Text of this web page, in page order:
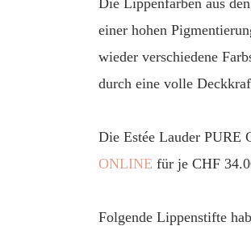
Die Lippenfarben aus
einer hohen
wieder verschiedene
durch eine volle
Die Estée Lauder
ONLINE für je CHF
Folgende Lippenstifte